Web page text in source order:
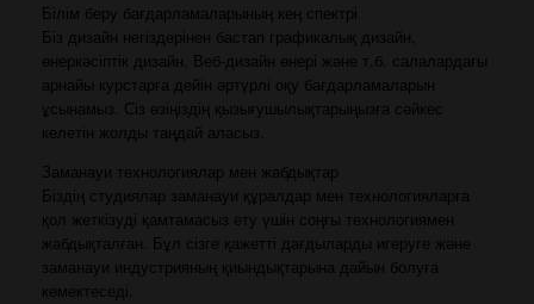
Білім беру бағдарламаларының кең спектрі
Біз дизайн негіздерінен бастап графикалық дизайн,
өнеркәсіптік дизайн, Веб-дизайн өнері және т.б. салалардағы
арнайы курстарға дейін әртүрлі оқу бағдарламаларын
ұсынамыз. Сіз өзіңіздің қызығушылықтарыңызға сәйкес
келетін жолды таңдай аласыз.
Заманауи технологиялар мен жабдықтар
Біздің студиялар заманауи құралдар мен технологияларға
қол жеткізуді қамтамасыз ету үшін соңғы технологиямен
жабдықталған. Бұл сізге қажетті дағдыларды игеруге және
заманауи индустрияның қиындықтарына дайын болуға
көмектеседі.